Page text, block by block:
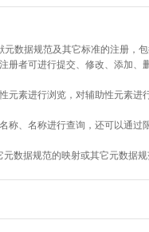
数据规范及其它标准的注册，
册者可进行提交、修改、添加、
素进行浏览，对辅助性元素进
称、名称进行查询，还可以通过
数据规范的映射或其它元数据